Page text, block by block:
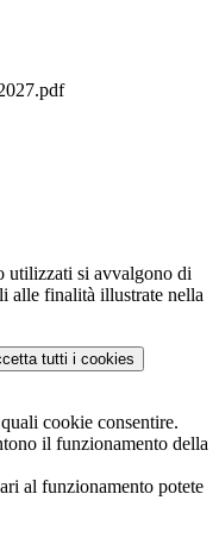
utilizzati si avvalgono di
alle finalità illustrate nella
tutti i cookies
cookie consentire.
il funzionamento della
al funzionamento potete